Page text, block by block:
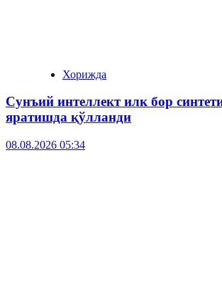
Хорижда
Сунъий интеллект илк бор
яратишда қўлланди
08.08.2026 05:34